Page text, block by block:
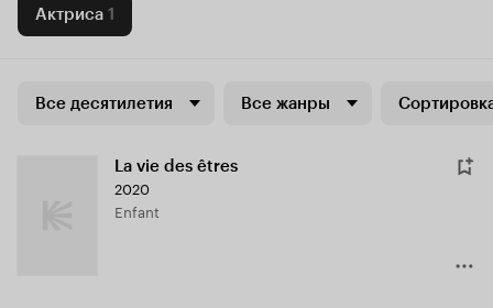
Актриса 1
Все десятилетия Все жанры
La vie des êtres
2020
Enfant